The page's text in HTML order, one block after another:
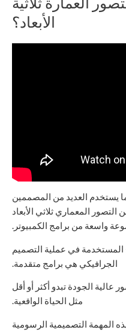
الأبعاد؟
ما يستخدم العديد من المصممين
المعماري ثلاثي الأبعاد
واسعة من برامج الكمبيوتر.
المستخدمة في عملية التصميم
الجرافيكي هي برامج متقدمة.
عالية الجودة تبدو أكثر أو أقل
مثل الحياة الواقعية.
المهمة التصميمية الرسومية